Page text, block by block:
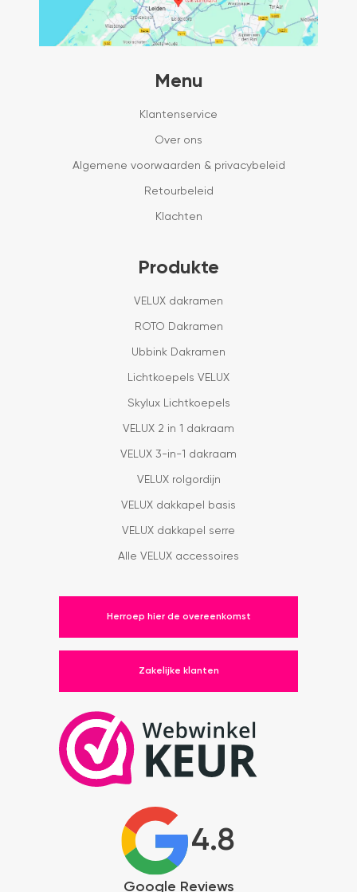
Menu
Klantenservice
Over ons
Algemene voorwaarden & privacybeleid
Retourbeleid
Klachten
Produkte
VELUX dakramen
ROTO Dakramen
Ubbink Dakramen
Lichtkoepels VELUX
Skylux Lichtkoepels
VELUX 2 in 1 dakraam
VELUX 3-in-1 dakraam
VELUX rolgordijn
VELUX dakkapel basis
VELUX dakkapel serre
Alle VELUX accessoires
Herroep hier de overeenkomst
Zakelijke klanten
4.8
Google Reviews